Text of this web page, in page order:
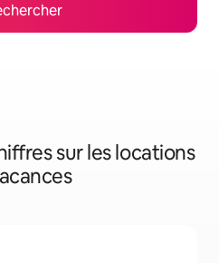
sur les locations